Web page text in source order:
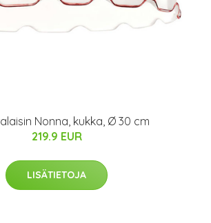
Nonna, kukka, Ø 30 cm
219.9 EUR
LISÄTIETOJA